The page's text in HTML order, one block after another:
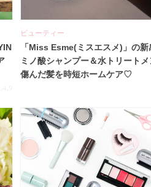
ビューティー
「Miss Esme(ミスエスメ)」の新
ミノ酸シャンプー＆水トリート
傷んだ髪を時短ホームケア♡